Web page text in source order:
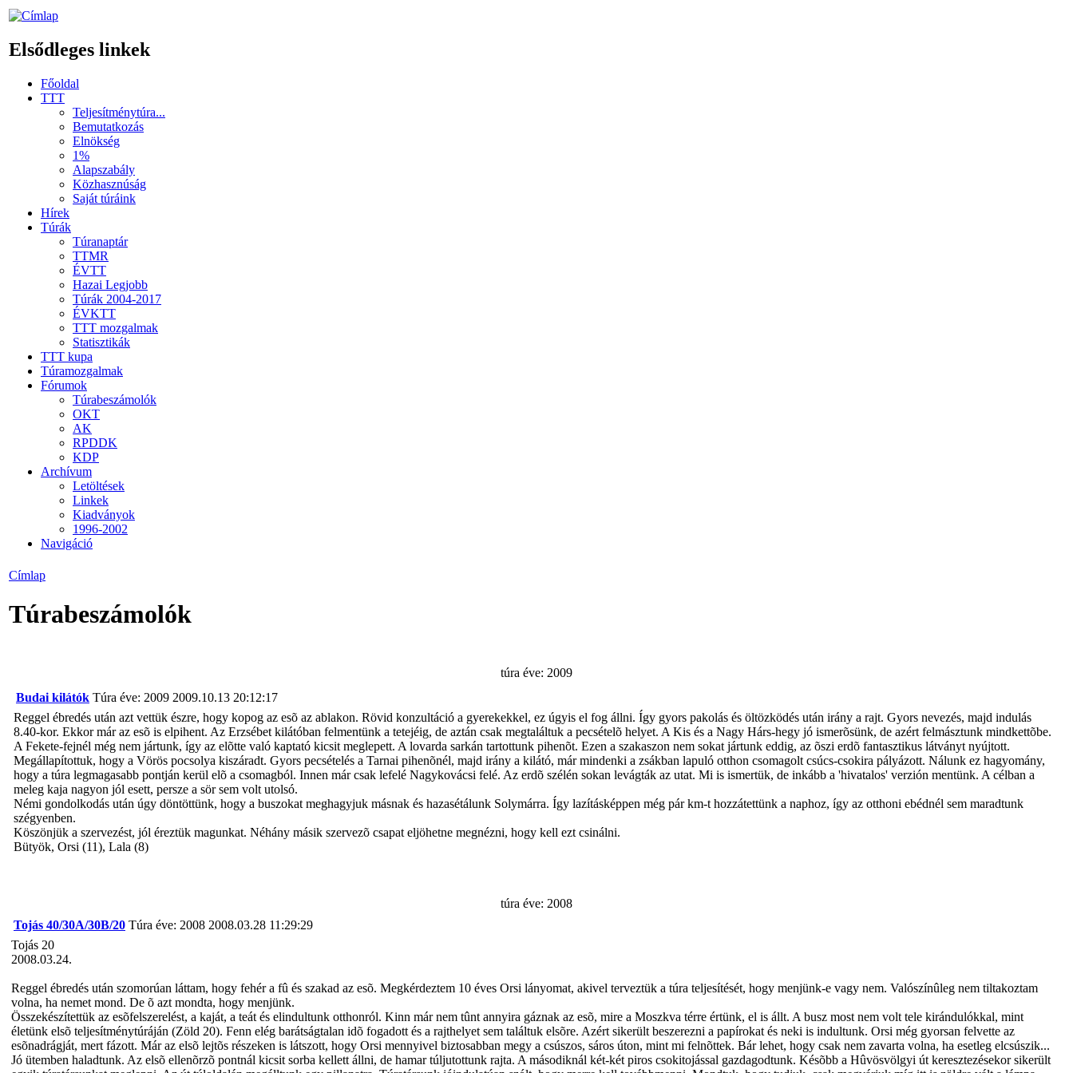
Elsődleges linkek
Főoldal
TTT
Teljesítménytúra...
Bemutatkozás
Elnökség
1%
Alapszabály
Közhasznúság
Saját túráink
Hírek
Túrák
Túranaptár
TTMR
ÉVTT
Hazai Legjobb
Túrák 2004-2017
ÉVKTT
TTT mozgalmak
Statisztikák
TTT kupa
Túramozgalmak
Fórumok
Túrabeszámolók
OKT
AK
RPDDK
KDP
Archívum
Letöltések
Linkek
Kiadványok
1996-2002
Navigáció
Címlap
Túrabeszámolók
túra éve: 2009
Budai kilátók Túra éve: 2009 2009.10.13 20:12:17
Reggel ébredés után azt vettük észre, hogy kopog az esõ az ablakon. Rövid konzultáció a gyerekekkel, ez úgyis el fog állni. Így gyors pakolás és öltözködés után irány a rajt. Gyors nevezés, majd indulás
8.40-kor. Ekkor már az esõ is elpihent. Az Erzsébet kilátóban felmentünk a tetejéig, de aztán csak megtaláltuk a pecsételõ helyet. A Kis és a Nagy Hárs-hegy jó ismerõsünk, de azért felmásztunk mindkettõbe.
A Fekete-fejnél még nem jártunk, így az elõtte való kaptató kicsit meglepett. A lovarda sarkán tartottunk pihenõt. Ezen a szakaszon nem sokat jártunk eddig, az õszi erdõ fantasztikus látványt nyújtott.
Megállapítottuk, hogy a Vörös pocsolya kiszáradt. Gyors pecsételés a Tarnai pihenõnél, majd irány a kilátó, már mindenki a zsákban lapuló otthon csomagolt csúcs-csokira pályázott. Nálunk ez hagyomány,
hogy a túra legmagasabb pontján kerül elõ a csomagból. Innen már csak lefelé Nagykovácsi felé. Az erdõ szélén sokan levágták az utat. Mi is ismertük, de inkább a 'hivatalos' verzión mentünk. A célban a
meleg kaja nagyon jól esett, persze a sör sem volt utolsó.
Némi gondolkodás után úgy döntöttünk, hogy a buszokat meghagyjuk másnak és hazasétálunk Solymárra. Így lazításképpen még pár km-t hozzátettünk a naphoz, így az otthoni ebédnél sem maradtunk
szégyenben.
Köszönjük a szervezést, jól éreztük magunkat. Néhány másik szervezõ csapat eljöhetne megnézni, hogy kell ezt csinálni.
Bütyök, Orsi (11), Lala (8)
túra éve: 2008
Tojás 40/30A/30B/20 Túra éve: 2008 2008.03.28 11:29:29
Tojás 20
2008.03.24.
Reggel ébredés után szomorúan láttam, hogy fehér a fû és szakad az esõ. Megkérdeztem 10 éves Orsi lányomat, akivel terveztük a túra teljesítését, hogy menjünk-e vagy nem. Valószínûleg nem tiltakoztam
volna, ha nemet mond. De õ azt mondta, hogy menjünk.
Összekészítettük az esõfelszerelést, a kaját, a teát és elindultunk otthonról. Kinn már nem tûnt annyira gáznak az esõ, mire a Moszkva térre értünk, el is állt. A busz most nem volt tele kirándulókkal, mint
életünk elsõ teljesítménytúráján (Zöld 20). Fenn elég barátságtalan idõ fogadott és a rajthelyet sem találtuk elsõre. Azért sikerült beszerezni a papírokat és neki is indultunk. Orsi még gyorsan felvette az
esõnadrágját, mert fázott. Már az elsõ lejtõs részeken is látszott, hogy Orsi mennyivel biztosabban megy a csúszos, sáros úton, mint mi felnõttek. Bár lehet, hogy csak nem zavarta volna, ha esetleg elcsúszik...
Jó ütemben haladtunk. Az elsõ ellenõrzõ pontnál kicsit sorba kellett állni, de hamar túljutottunk rajta. A másodiknál két-két piros csokitojással gazdagodtunk. Késõbb a Hûvösvölgyi út keresztezésekor sikerült